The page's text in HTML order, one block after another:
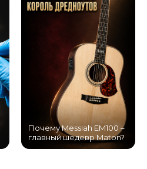
Почему Messiah EM100 –
главный шедевр Maton?